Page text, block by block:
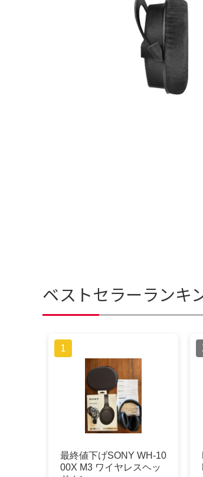
ベストセラーランキ
最終値下げSONY WH-10
00X M3 ワイヤレスヘッ